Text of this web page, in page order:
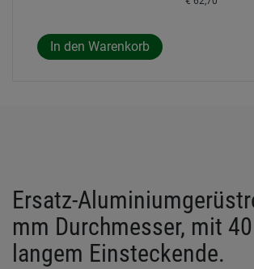
Ersatz-
mm Durchmesser, mit
langem Einsteckende.